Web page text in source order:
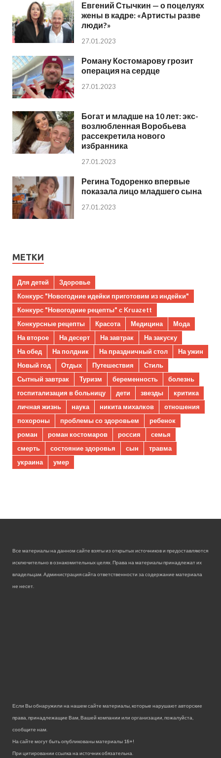
Евгений Стычкин — о поцелуях
жены в кадре: «Артисты разве
люди?»
27.01.2023
Роману Костомарову грозит
операция на сердце
27.01.2023
Богат и младше на 10 лет: экс-
возлюбленная Воробьева
рассекретила нового
избранника
27.01.2023
Регина Тодоренко впервые
показала лицо младшего сына
27.01.2023
МЕТКИ
Для детей
Здоровье
Конкурс "Новогодние идейки приготовим из индейки"
Конкурс "Новогодние рецепты" с Kruazett
Конкурсные рецепты
Красота Медицина
Мода
На второе
На десерт На завтрак
На закуску
На обед
На полдник На праздничный стол
На ужин
Новый год
Отдых Путешествия
Стиль
Сытный завтрак
Туризм беременность
болезнь
госпитализация в больницу
дети звезды
критика
личная жизнь
наука никита михалков
отношения
похороны
проблемы со здоровьем
ребенок
роман
роман костомаров россия
семья
смерть
состояние здоровья сын
травма
украина
умер
Все материалы на данном сайте взяты из открытых источников и предоставляются
исключительно в ознакомительных целях. Права на материалы принадлежат их
владельцам. Администрация сайта ответственности за содержание материала
не несет.
Если Вы обнаружили на нашем сайте материалы, которые нарушают авторские
права, принадлежащие Вам, Вашей компании или организации, пожалуйста,
сообщите нам.
На сайте могут быть опубликованы материалы 18+!
При цитировании ссылка на источник обязательна.